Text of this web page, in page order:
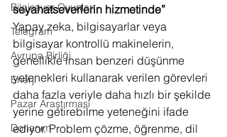
Bilgisayar Oyunları
Telegram
Avrupa Birliği
Enerji
Pazar Araştırması
Donanım
seyahatseverlerin hizmetinde”
Yapay zeka, bilgisayarlar veya
bilgisayar kontrollü makinelerin,
genellikle insan benzeri düşünme
yetenekleri kullanarak verilen görevleri
daha fazla veriyle daha hızlı bir şekilde
yerine getirebilme yeteneğini ifade
ediyor. Problem çözme, öğrenme, dil